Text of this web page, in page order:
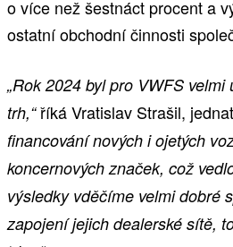
o více než šestnáct procent a
ostatní obchodní činnosti
„Rok 2024 byl pro VWFS
trh,“říká Vratislav Strašil,
financování nových i ojetých
koncernových značek, což
výsledky vděčíme velmi dobré
zapojení jejich dealerské sítě,